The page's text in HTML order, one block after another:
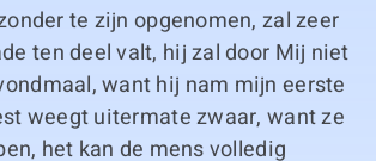
te zijn opgenomen, zal zeer
ten deel valt, hij zal door Mij niet
want hij nam mijn eerste
weegt uitermate zwaar, want ze
het kan de mens volledig